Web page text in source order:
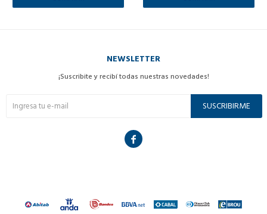
NEWSLETTER
¡Suscribite y recibí todas nuestras novedades!
SUSCRIBIRME
